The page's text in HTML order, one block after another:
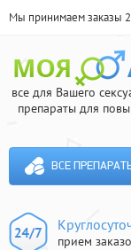
Мы принимаем заказы
все для Вашего
препараты для
ВСЕ
прием